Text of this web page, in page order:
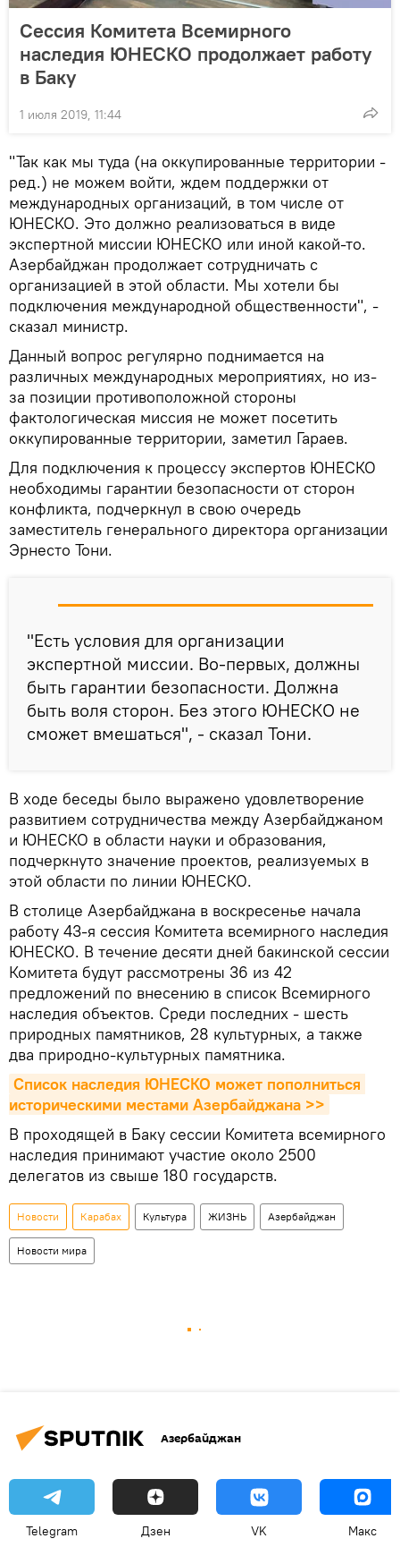
Сессия Комитета Всемирного
наследия ЮНЕСКО продолжает работу
в Баку
1 июля 2019, 11:44
"Так как мы туда (на оккупированные территории -
ред.) не можем войти, ждем поддержки от
международных организаций, в том числе от
ЮНЕСКО. Это должно реализоваться в виде
экспертной миссии ЮНЕСКО или иной какой-то.
Азербайджан продолжает сотрудничать с
организацией в этой области. Мы хотели бы
подключения международной общественности", -
сказал министр.
Данный вопрос регулярно поднимается на
различных международных мероприятиях, но из-
за позиции противоположной стороны
фактологическая миссия не может посетить
оккупированные территории, заметил Гараев.
Для подключения к процессу экспертов ЮНЕСКО
необходимы гарантии безопасности от сторон
конфликта, подчеркнул в свою очередь
заместитель генерального директора организации
Эрнесто Тони.
"Есть условия для организации
экспертной миссии. Во-первых, должны
быть гарантии безопасности. Должна
быть воля сторон. Без этого ЮНЕСКО не
сможет вмешаться", - сказал Тони.
В ходе беседы было выражено удовлетворение
развитием сотрудничества между Азербайджаном
и ЮНЕСКО в области науки и образования,
подчеркнуто значение проектов, реализуемых в
этой области по линии ЮНЕСКО.
В столице Азербайджана в воскресенье начала
работу 43-я сессия Комитета всемирного наследия
ЮНЕСКО. В течение десяти дней бакинской сессии
Комитета будут рассмотрены 36 из 42
предложений по внесению в список Всемирного
наследия объектов. Среди последних - шесть
природных памятников, 28 культурных, а также
два природно-культурных памятника.
Список наследия ЮНЕСКО может пополниться
историческими местами Азербайджана >>
В проходящей в Баку сессии Комитета всемирного
наследия принимают участие около 2500
делегатов из свыше 180 государств.
Новости Карабах Культура ЖИЗНЬ Азербайджан
Новости мира
Азербайджан
Telegram Дзен VK Макс